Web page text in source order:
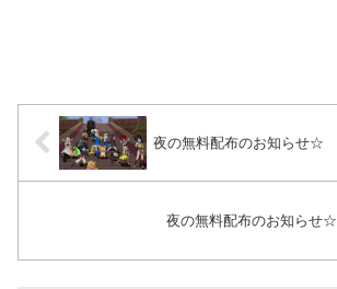
夜の無料配布のお知らせ☆
夜の無料配布のお知らせ☆